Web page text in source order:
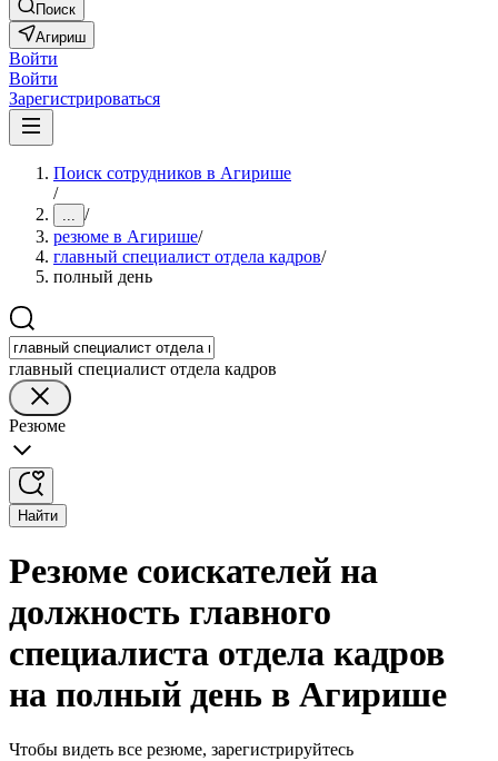
Поиск
Агириш
Войти
Войти
Зарегистрироваться
Поиск сотрудников в Агирише
/
... /
резюме в Агирише/
главный специалист отдела кадров/
полный день
главный специалист отдела кадров
Резюме
Найти
Резюме соискателей на
должность главного
специалиста отдела кадров
на полный день в Агирише
Чтобы видеть все резюме, зарегистрируйтесь